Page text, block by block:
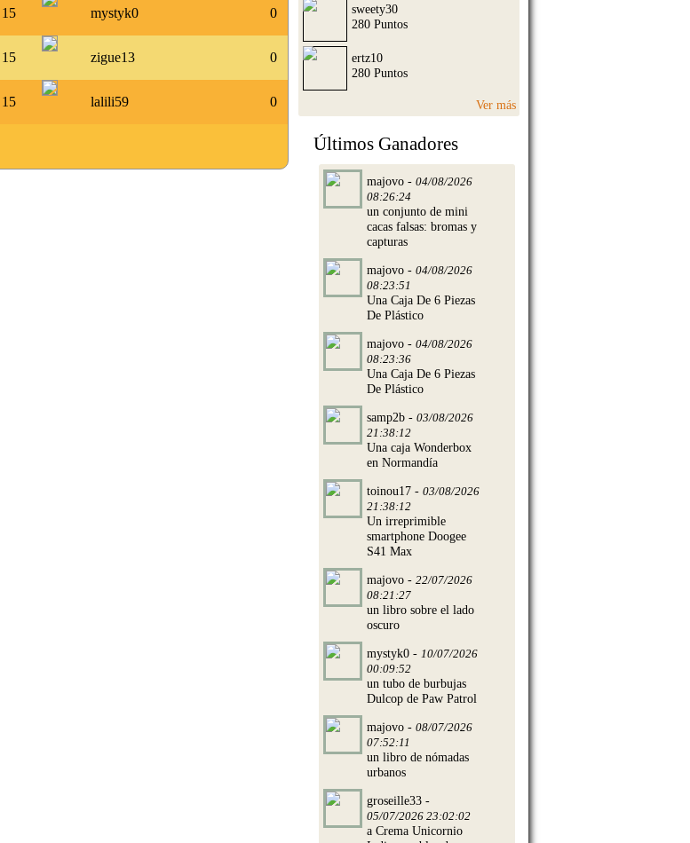
15 mystyk0 0
15 zigue13 0
15 lalili59 0
sweety30
280 Puntos
ertz10
280 Puntos
Ver más
Últimos Ganadores
majovo - 04/08/2026
08:26:24
un conjunto de mini
cacas falsas: bromas y
capturas
majovo - 04/08/2026
08:23:51
Una Caja De 6 Piezas
De Plástico
majovo - 04/08/2026
08:23:36
Una Caja De 6 Piezas
De Plástico
samp2b - 03/08/2026
21:38:12
Una caja Wonderbox
en Normandía
toinou17 - 03/08/2026
21:38:12
Un irreprimible
smartphone Doogee
S41 Max
majovo - 22/07/2026
08:21:27
un libro sobre el lado
oscuro
mystyk0 - 10/07/2026
00:09:52
un tubo de burbujas
Dulcop de Paw Patrol
majovo - 08/07/2026
07:52:11
un libro de nómadas
urbanos
groseille33 -
05/07/2026 23:02:02
a Crema Unicornio